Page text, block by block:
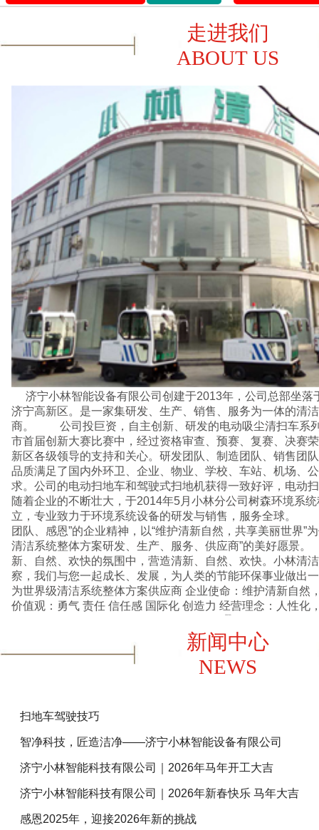
走进我们
ABOUT US
济宁高新区。是一家集研发、生产、销售、服务为一体的清
商。 公司投巨资，自主创新、研发的电动吸尘清扫车系
市首届创新大赛比赛中，经过资格审查、预赛、复赛、决赛
新区各级领导的支持和关心。研发团队、制造团队、销售团
品质满足了国内外环卫、企业、物业、学校、车站、机场、
求。公司的电动扫地车和驾驶式扫地机获得一致好评，电动
随着企业的不断壮大，于2014年5月小林分公司树森环境系
立，专业致力于环境系统设备的研发与销售，服务全球。
团队、感恩”的企业精神，以“维护清新自然，共享美丽世界”
清洁系统整体方案研发、生产、服务、供应商”的美好愿
新、自然、欢快的氛围中，营造清新、自然、欢快。小林清
察，我们与您一起成长、发展，为人类的节能环保事业做出一份贡献。
为世界级清洁系统整体方案供应商 企业使命：维护清新自然，共享美丽世界 企业核心
价值观：勇气 责任 信任感 国际化 创造
新闻中心
NEWS
扫地车驾驶技巧
智净科技，匠造洁净——济宁小林智能设备有限公司
济宁小林智能科技有限公司｜2026年马年开工大吉
济宁小林智能科技有限公司｜2026年新春快乐 马年大吉
感恩2025年，迎接2026年新的挑战